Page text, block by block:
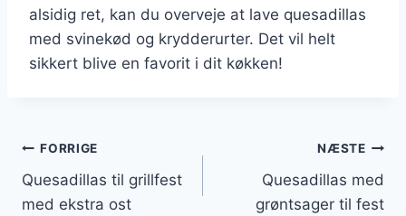
alsidig ret, kan du overveje at lave quesadillas
med svinekød og krydderurter. Det vil helt
sikkert blive en favorit i dit køkken!
Indlægsnavigation
FORRIGE
Quesadillas til grillfest
med ekstra ost
NÆSTE
Quesadillas med
grøntsager til fest